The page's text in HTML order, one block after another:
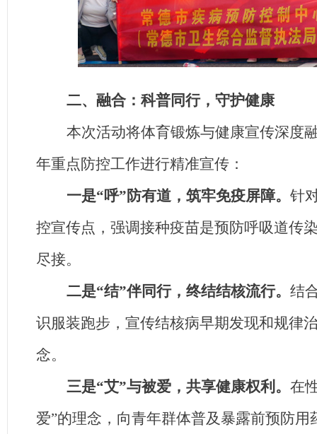
二、融合：科普同行，守护健康
本次活动将体育锻炼与健康宣传深度
年重点防控工作进行精准宣传：
一是“呼”防有道，筑牢免疫屏障。 针
控宣传点，强调接种疫苗是预防呼吸道传
尽接。
二是“结”伴同行，终结结核流行。 结
识服装跑步，宣传结核病早期发现和规律
念。
三是“艾”与被爱，共享健康权利。 在
爱”的理念，向青年群体普及暴露前预防